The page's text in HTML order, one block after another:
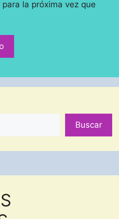
la próxima vez que
Buscar